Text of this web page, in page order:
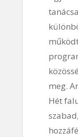
meg.
Hét